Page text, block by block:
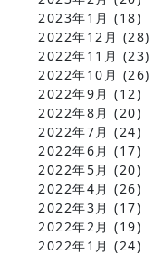
2023年1月 (18)
2022年12月 (28)
2022年11月 (23)
2022年10月 (26)
2022年9月 (12)
2022年8月 (20)
2022年7月 (24)
2022年6月 (17)
2022年5月 (20)
2022年4月 (26)
2022年3月 (17)
2022年2月 (19)
2022年1月 (24)